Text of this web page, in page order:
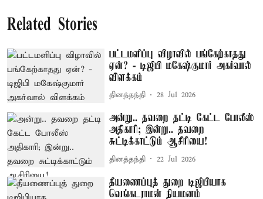
Related Stories
பட்டமளிப்பு விழாவில் பங்கேற்காதது
ஏன்? - டிஜிபி மகேஷ்குமார் அகர்வால்
விளக்கம்
தினத்தந்தி 28 Jul 2026
அன்று.. தவறை தட்டி கேட்ட போலீஸ்
அதிகாரி; இன்று.. தவறை
சுட்டிக்காட்டும் ஆசிரியை!
தினத்தந்தி 22 Jul 2026
தீயணைப்புத் துறை டிஜிபியாக
வெங்கடராமன் நியமனம்